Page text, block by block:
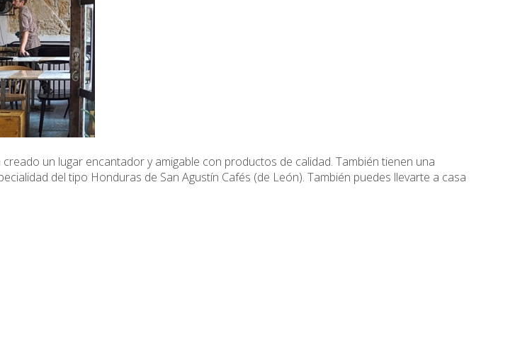
un lugar encantador y amigable con productos de calidad. También tienen una
del tipo Honduras de San Agustín Cafés (de León). También puedes llevarte a casa